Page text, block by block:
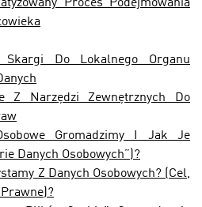
Proces Podejmowania
Skargi Do Lokalnego Organu
Z Narzędzi Zewnętrznych Do
Gromadzimy I Jak Je
Danych Osobowych”)?
Z Danych Osobowych? (Cel,